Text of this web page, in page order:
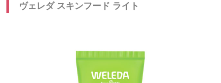
ヴェレダ スキンフード ライト